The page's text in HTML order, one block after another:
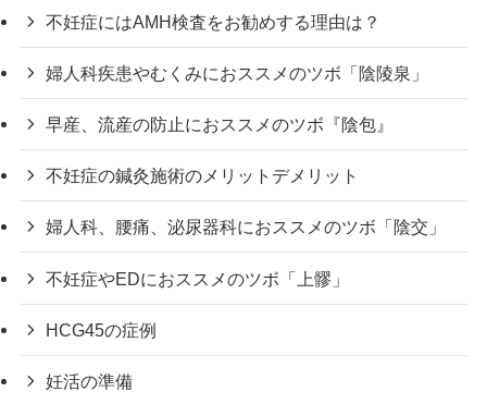
不妊症にはAMH検査をお勧めする理由は？
婦人科疾患やむくみにおススメのツボ「陰陵泉」
早産、流産の防止におススメのツボ『陰包』
不妊症の鍼灸施術のメリットデメリット
婦人科、腰痛、泌尿器科におススメのツボ「陰交」
不妊症やEDにおススメのツボ「上髎」
HCG45の症例
妊活の準備